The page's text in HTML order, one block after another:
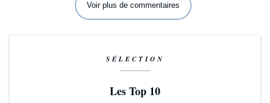
Voir plus de commentaires
SÉLECTION
Les Top 10